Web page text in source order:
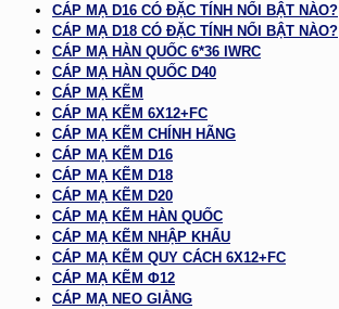
CÁP MẠ D16 CÓ ĐẶC TÍNH NỔI BẬT NÀO?
CÁP MẠ D18 CÓ ĐẶC TÍNH NỔI BẬT NÀO?
CÁP MẠ HÀN QUỐC 6*36 IWRC
CÁP MẠ HÀN QUỐC D40
CÁP MẠ KẼM
CÁP MẠ KẼM 6X12+FC
CÁP MẠ KẼM CHÍNH HÃNG
CÁP MẠ KẼM D16
CÁP MẠ KẼM D18
CÁP MẠ KẼM D20
CÁP MẠ KẼM HÀN QUỐC
CÁP MẠ KẼM NHẬP KHẨU
CÁP MẠ KẼM QUY CÁCH 6X12+FC
CÁP MẠ KẼM Φ12
CÁP MẠ NEO GIẰNG